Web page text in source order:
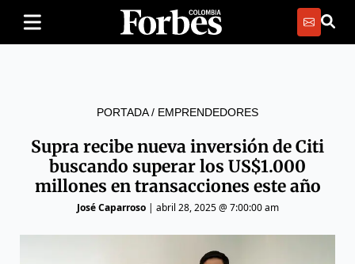
PORTADA/ EMPRENDEDORES
Supra recibe nueva inversión de Citi
buscando superar los US$1.000
millones en transacciones este año
José Caparroso| abril 28, 2025 @ 7:00:00 am